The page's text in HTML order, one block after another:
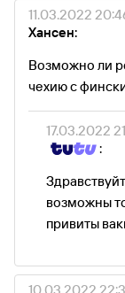
11.03.2022
Хансен:
Возможно ли
чехию с
17.03.2022
:
возможны
привиты